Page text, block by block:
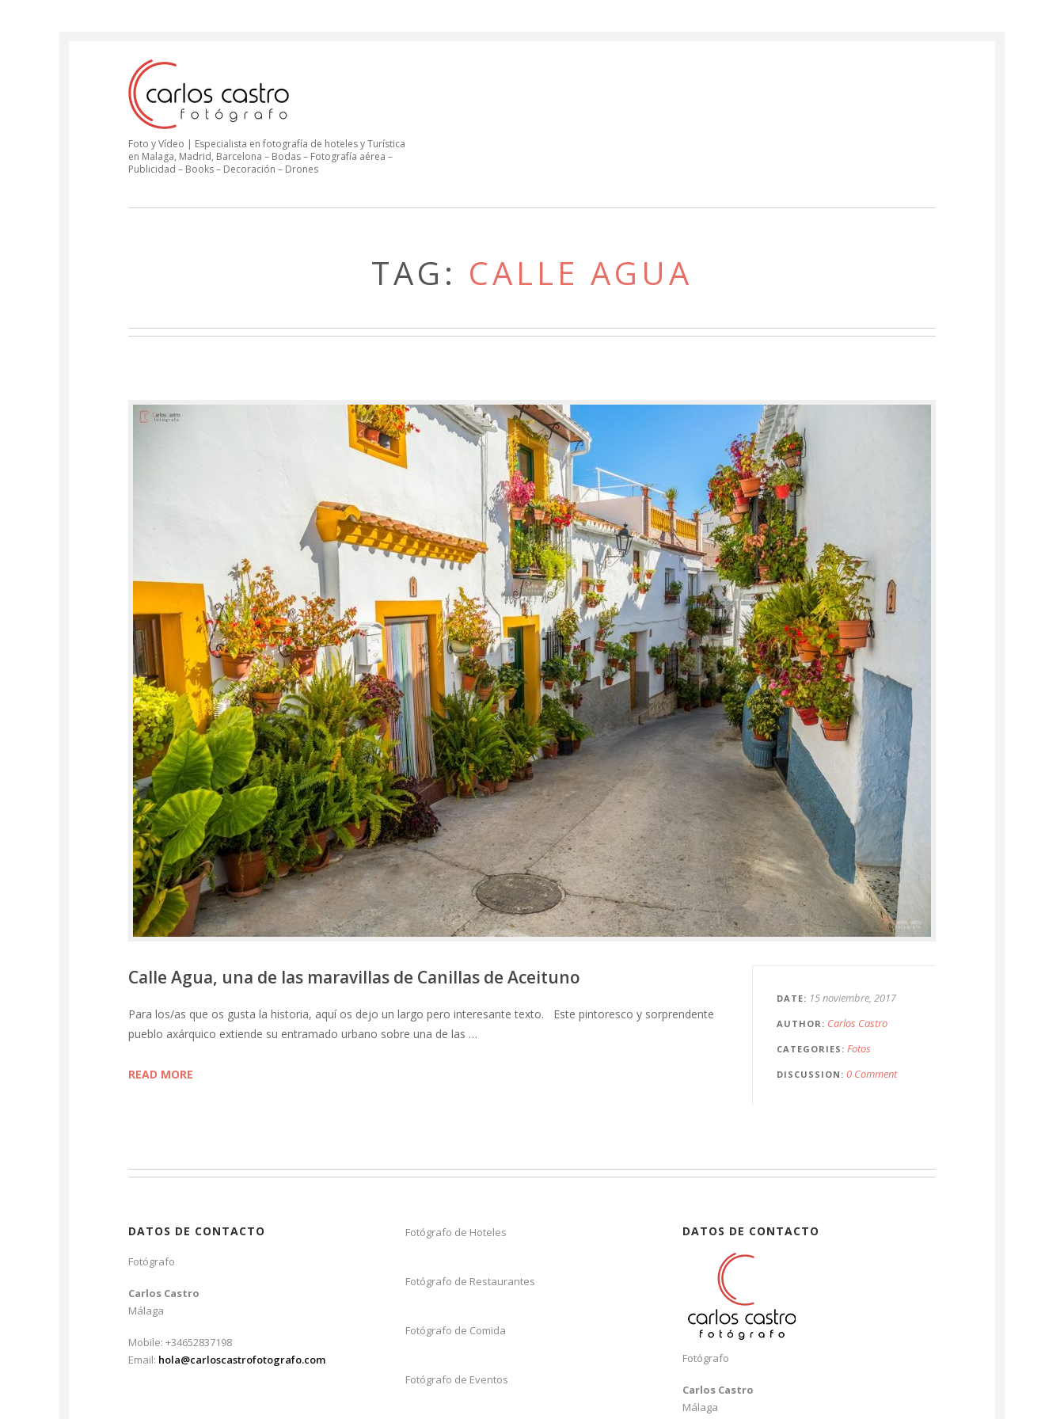
Foto y Vídeo | Especialista en fotografía de hoteles y Turística
en Malaga, Madrid, Barcelona – Bodas – Fotografía aérea –
Publicidad – Books – Decoración – Drones
TAG: CALLE AGUA
DATE 15 noviembre, 2017
AUTHOR Carlos Castro
CATEGORIES Fotos
DISCUSSION 0 Comment
Calle Agua, una de las maravillas de Canillas de Aceituno
Para los/as que os gusta la historia, aquí os dejo un largo pero interesante texto. Este pintoresco y sorprendente
pueblo axárquico extiende su entramado urbano sobre una de las …
READ MORE
DATOS DE CONTACTO
Fotógrafo
Carlos Castro
Málaga
Mobile: +34652837198
Email: hola@carloscastrofotografo.com
Fotógrafo de Hoteles
Fotógrafo de Restaurantes
Fotógrafo de Comida
Fotógrafo de Eventos
DATOS DE CONTACTO
Fotógrafo
Carlos Castro
Málaga